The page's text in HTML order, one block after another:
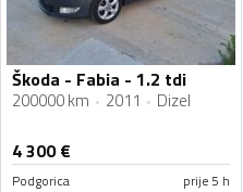
Škoda - Fabia - 1.2 tdi
200000 km 2011 Dizel
4 300€
Podgorica prije 5 h